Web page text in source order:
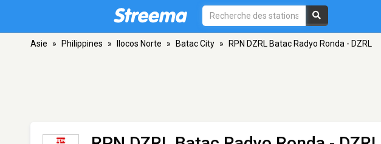
Asie » Philippines » Ilocos Norte » Batac City » RPN DZRL Batac Radyo Ronda - DZRL